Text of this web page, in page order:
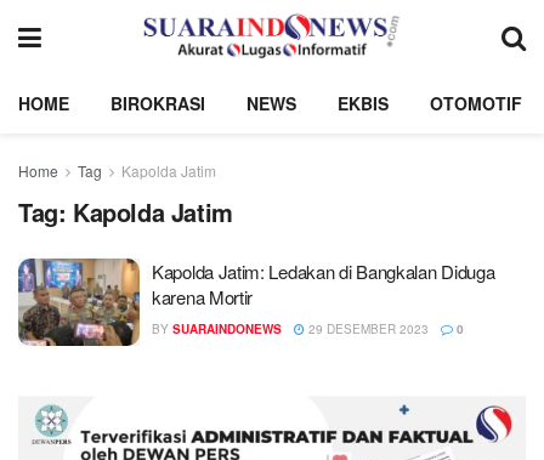
HOME BIROKRASI NEWS EKBIS OTOMOTIF
Home Tag Kapolda Jatim
Tag: Kapolda Jatim
Kapolda Jatim: Ledakan di Bangkalan Diduga
karena Mortir
BY SUARAINDONEWS 29 DESEMBER 2023 0